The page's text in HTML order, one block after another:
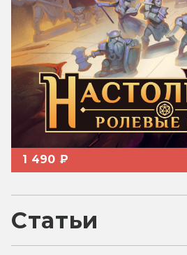
1 490 ₽
Статьи